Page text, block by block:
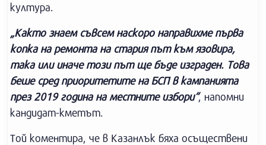
култура.
„Както знаем съвсем наскоро направихме първа
копка на ремонта на стария път към язовира,
така или иначе този път ще бъде изграден. Това
беше сред приоритетите на БСП в кампанията
през 2019 година на местните избори“, напомни
кандидат-кметът.
Той коментира, че в Казанлък бяха осъществени